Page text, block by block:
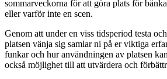
sommarveckorna för att göra plats för
eller varför inte en scen.
Genom att under en viss tidsperiod testa
platsen vänja sig samlar ni på er viktiga
funkar och hur användningen av platsen
också möjlighet till att utvärdera och